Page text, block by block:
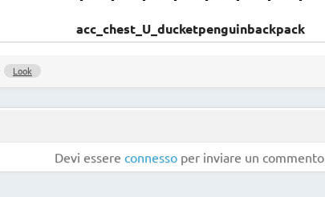
acc_chest_U_ducketpenguinbackpack
Look
Devi essere connessoper inviare un commento.